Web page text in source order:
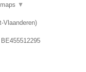
▼
Vlaanderen)
BE455512295